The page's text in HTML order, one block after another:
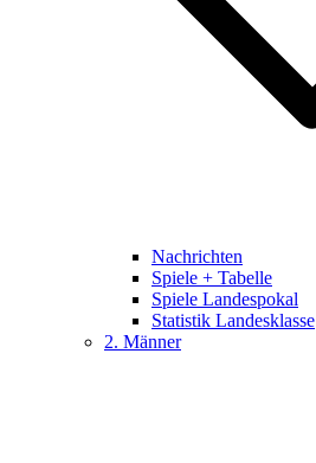
Nachrichten
Spiele + Tabelle
Spiele Landespokal
Statistik Landesklasse
2. Männer